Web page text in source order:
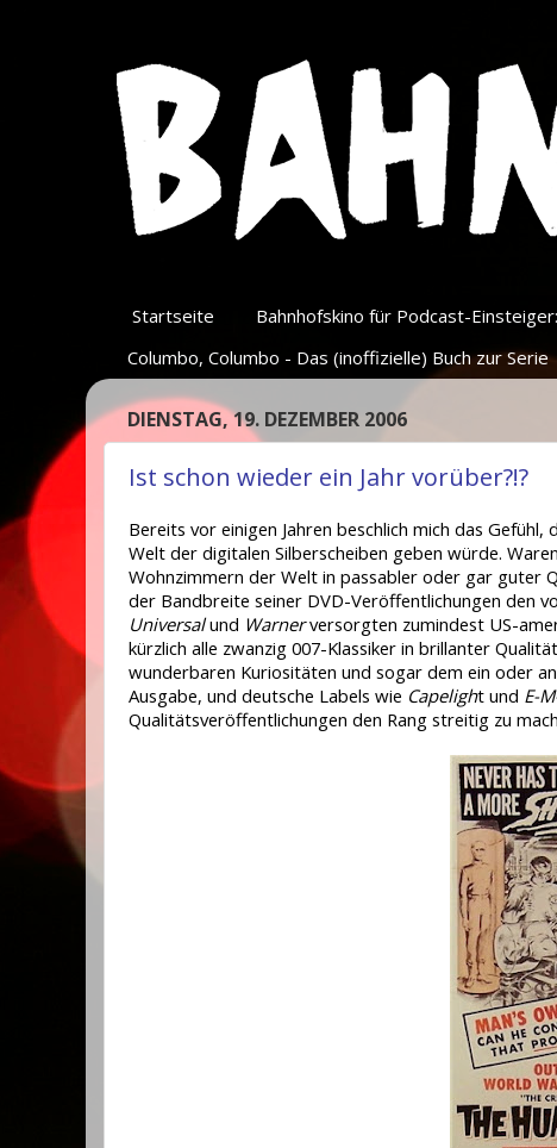
Startseite Bahnhofskino für Podcast-
Columbo, Columbo - Das (inoffizielle) Buch zur Serie
DIENSTAG, 19. DEZEMBER 2006
Ist schon wieder ein Jahr vorüber?!?
Bereits vor einigen Jahren beschlich mich das
Welt der digitalen Silberscheiben geben würde.
Wohnzimmern der Welt in passabler oder gar guter
der Bandbreite seiner DVD-Veröffentlichungen den
Universalund Warnerversorgten zumindest US-
kürzlich alle zwanzig 007-Klassiker in brillanter
wunderbaren Kuriositäten und sogar dem ein oder
Ausgabe, und deutsche Labels wie Capelight und E-
Qualitätsveröffentlichungen den Rang streitig zu